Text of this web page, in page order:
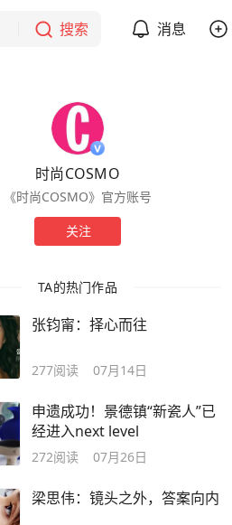
搜索 消息
时尚COSMO
《时尚COSMO》官方账号
关注
TA的热门作品
张钧甯：择心而往
277阅读 07月14日
申遗成功！景德镇“新瓷人”已
经进入next level
272阅读 07月26日
梁思伟：镜头之外，答案向内